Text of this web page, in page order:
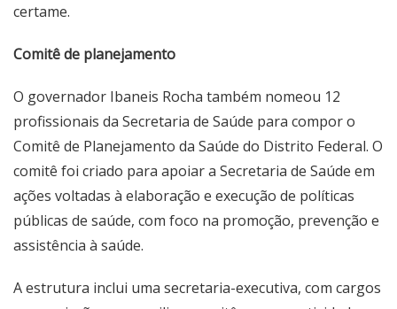
certame.
Comitê de planejamento
O governador Ibaneis Rocha também nomeou 12
profissionais da Secretaria de Saúde para compor o
Comitê de Planejamento da Saúde do Distrito Federal. O
comitê foi criado para apoiar a Secretaria de Saúde em
ações voltadas à elaboração e execução de políticas
públicas de saúde, com foco na promoção, prevenção e
assistência à saúde.
A estrutura inclui uma secretaria-executiva, com cargos